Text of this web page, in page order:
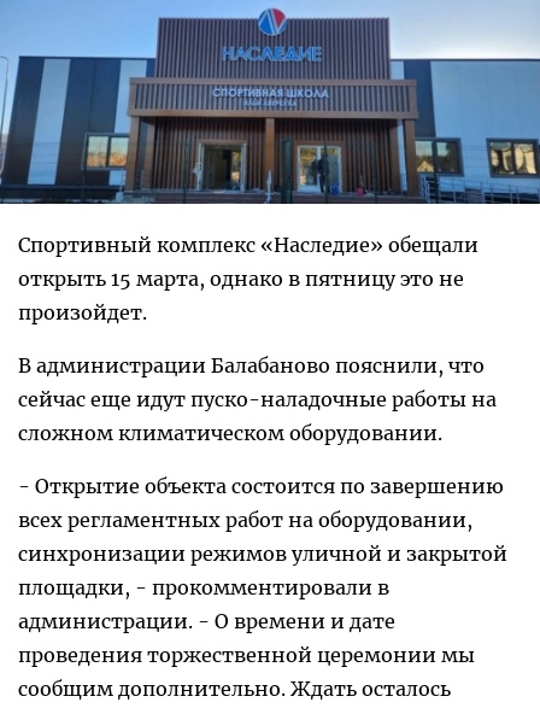
Спортивный комплекс «Наследие» обещали
открыть 15 марта, однако в пятницу это не
произойдет.
В администрации Балабаново пояснили, что
сейчас еще идут пуско-наладочные работы на
сложном климатическом оборудовании.
- Открытие объекта состоится по завершению
всех регламентных работ на оборудовании,
синхронизации режимов уличной и закрытой
площадки, - прокомментировали в
администрации. - О времени и дате
проведения торжественной церемонии мы
сообщим дополнительно. Ждать осталось